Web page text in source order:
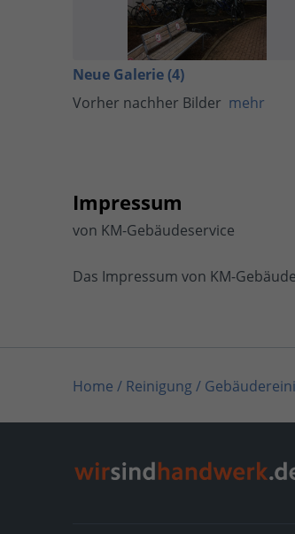
Neue Galerie (4)
Vorher nachher Bilder mehr
Impressum
von KM-Gebäudeservice
Das Impressum von KM-
Home / Reinigung /
Home/Nordrhein-Westfalen/